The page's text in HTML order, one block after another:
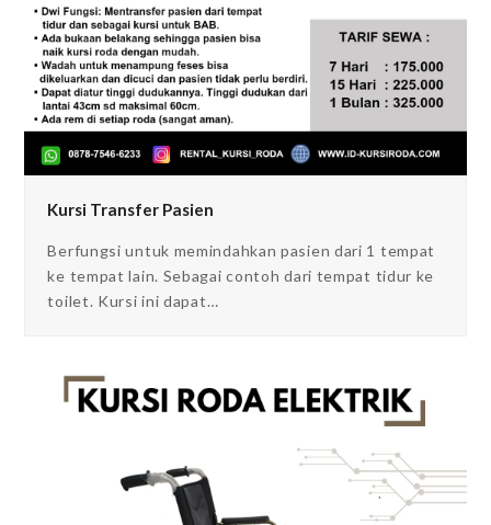
Kursi Transfer Pasien
Berfungsi untuk memindahkan pasien dari 1 tempat
ke tempat lain. Sebagai contoh dari tempat tidur ke
toilet. Kursi ini dapat…